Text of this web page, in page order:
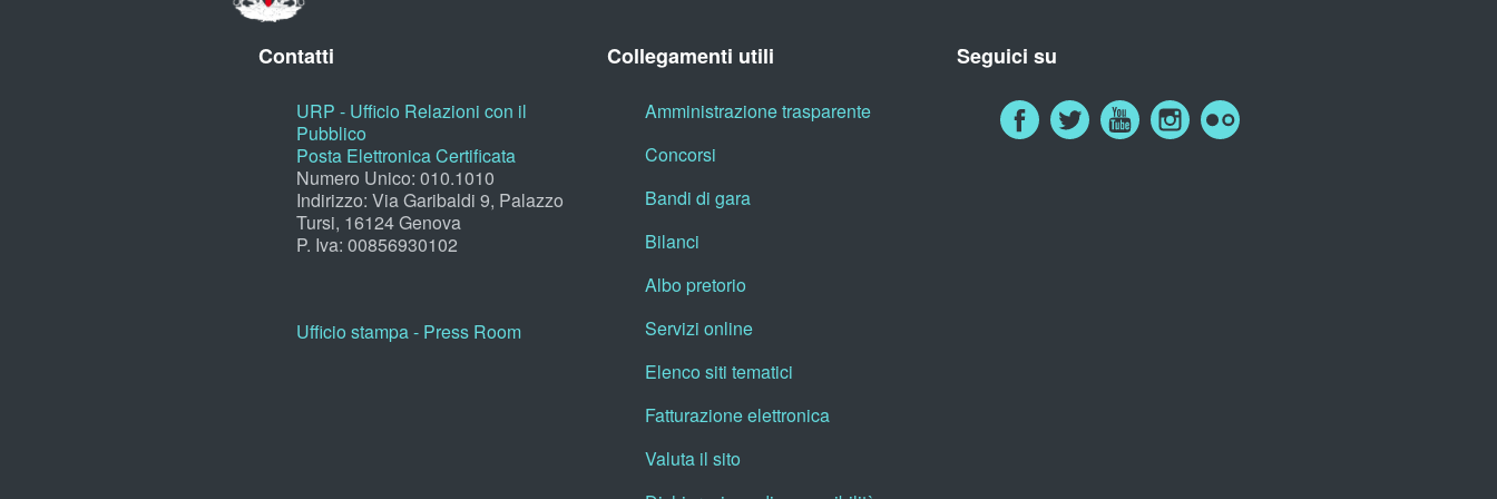
Contatti
URP - Ufficio Relazioni con il
Pubblico
Posta Elettronica Certificata
Numero Unico: 010.1010
Indirizzo: Via Garibaldi 9, Palazzo
Tursi, 16124 Genova
P. Iva: 00856930102
Ufficio stampa - Press Room
Collegamenti utili
Amministrazione trasparente
Concorsi
Bandi di gara
Bilanci
Albo pretorio
Servizi online
Elenco siti tematici
Fatturazione elettronica
Valuta il sito
Seguici su